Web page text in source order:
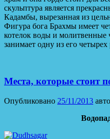
скульптура является
Кадамбы, вырезанная из
Фигура бога Брахмы имеет
котелок воды и молитвенные
занимает одну из его четырех
Места, которые стоит
Опубликовано 25/11/2013